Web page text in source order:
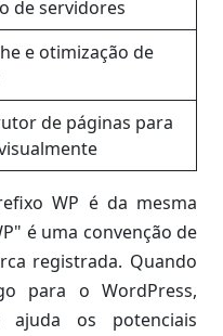
de servidores
e otimização de
de páginas para
WP é da mesma
é uma convenção de
registrada. Quando
para o WordPress,
os potenciais